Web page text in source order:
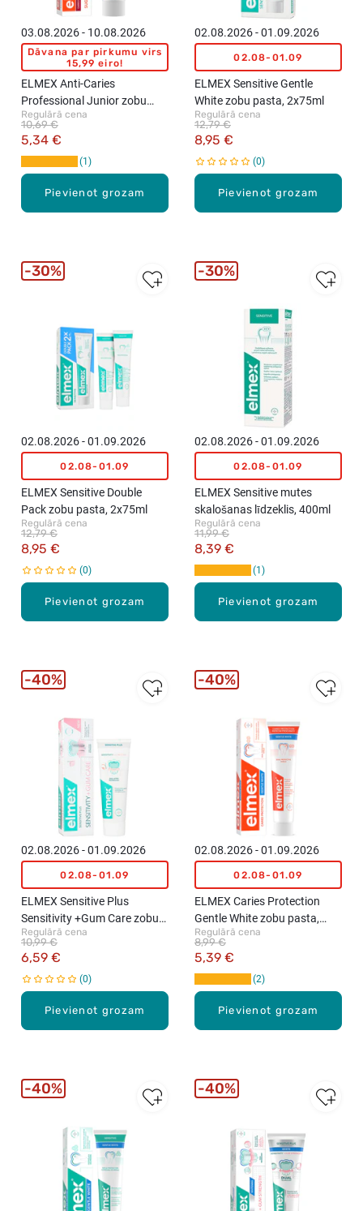
Pievienot grozam
03.08.2026 - 10.08.2026
Dāvana par pirkumu virs
15,99 eiro!
ELMEX Anti-Caries
Professional Junior zobu
pasta, 6-12 gadi, 75ml
Regulārā cena
5,34 €
10,69 €
1
Pievienot grozam
02.08.2026 - 01.09.2026
02.08-01.09
ELMEX Sensitive Gentle
White zobu pasta, 2x75ml
Regulārā cena
8,95 €
12,79 €
0
Pievienot grozam
02.08.2026 - 01.09.2026
02.08-01.09
ELMEX Sensitive Double
Pack zobu pasta, 2x75ml
Regulārā cena
8,95 €
12,79 €
0
30%
Pievienot grozam
02.08.2026 - 01.09.2026
02.08-01.09
ELMEX Sensitive mutes
skalošanas līdzeklis, 400ml
Regulārā cena
8,39 €
11,99 €
1
30%
Pievienot grozam
02.08.2026 - 01.09.2026
02.08-01.09
ELMEX Sensitive Plus
Sensitivity +Gum Care zobu
pasta, 75ml
Regulārā cena
6,59 €
10,99 €
0
40%
Pievienot grozam
02.08.2026 - 01.09.2026
02.08-01.09
ELMEX Caries Protection
Gentle White zobu pasta,
75ml
Regulārā cena
5,39 €
8,99 €
2
40%
40% 40%